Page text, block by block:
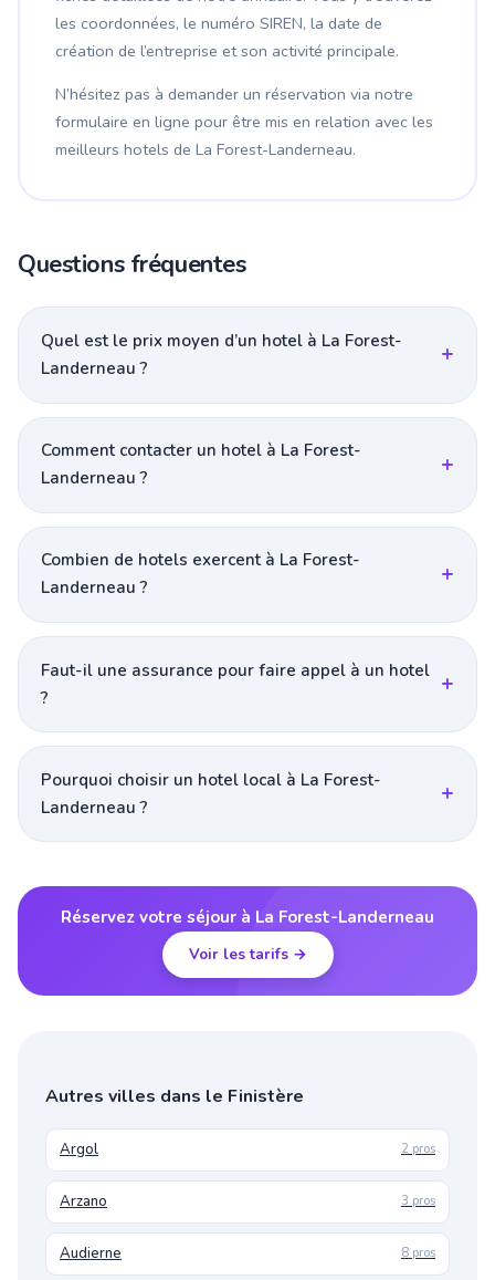
les coordonnées, le numéro SIREN, la date de
création de l’entreprise et son activité principale.
N’hésitez pas à demander un réservation via notre
formulaire en ligne pour être mis en relation avec les
meilleurs hotels de La Forest-Landerneau.
Questions fréquentes
Quel est le prix moyen d’un hotel à La Forest-
Landerneau ?
Comment contacter un hotel à La Forest-
Landerneau ?
Combien de hotels exercent à La Forest-
Landerneau ?
Faut-il une assurance pour faire appel à un hotel
?
Pourquoi choisir un hotel local à La Forest-
Landerneau ?
Réservez votre séjour à La Forest-Landerneau
Voir les tarifs →
Autres villes dans le Finistère
Argol 2 pros
Arzano 3 pros
Audierne 8 pros